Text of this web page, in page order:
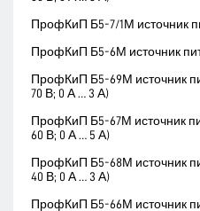
ПрофКиП Б5-7/1М источник
ПрофКиП Б5-6М источник
ПрофКиП Б5-69М источник
70 В; 0 А … 3 А)
ПрофКиП Б5-67М источник
60 В; 0 А … 5 А)
ПрофКиП Б5-68М источник
40 В; 0 А … 3 А)
ПрофКиП Б5-66М источник